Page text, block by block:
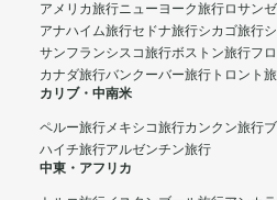
アメリカ旅行ニューヨーク旅行ロサン
アナハイム旅行セドナ旅行シカゴ旅行
サンフランシスコ旅行ボストン旅行フ
カナダ旅行バンクーバー旅行 トロント
カリブ・中南米
ペルー旅行メキシコ旅行カンクン旅行
ハイチ旅行アルゼンチン旅行
中東・アフリカ